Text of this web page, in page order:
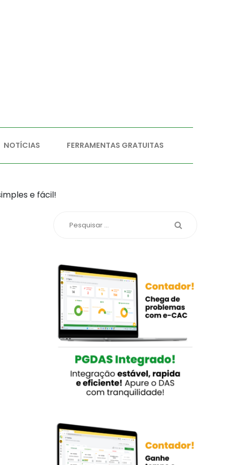
NOTÍCIAS FERRAMENTAS GRATUITAS
e fácil!